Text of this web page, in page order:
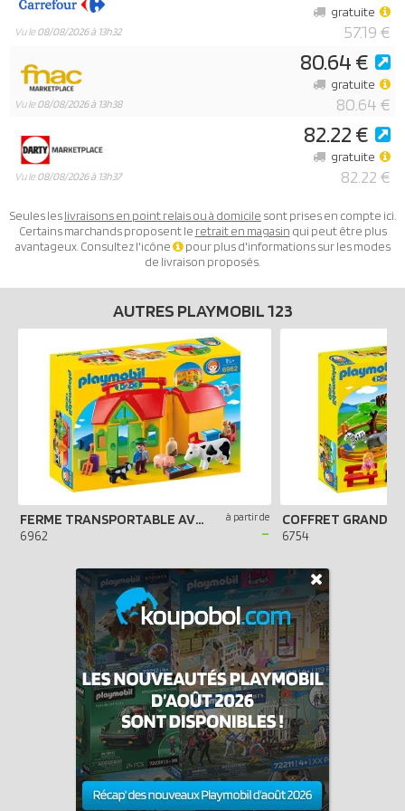
Vu le08/08/2026 à 13h32 57.19 €
gratuite
Vu le08/08/2026 à 13h38
80.64 €
80.64 €
gratuite
Vu le08/08/2026 à 13h37
82.22 €
82.22 €
gratuite
Seules leslivraisons en point relais ou à domicile sont prises en compte ici.
Certains marchands proposent le retrait en magasin qui peut être plus
avantageux. Consultez l'icône
pour plus d'informations sur les modes
de livraison proposés.
AUTRES PLAYMOBIL 123
FERME TRANSPORTABLE AVEC ANIMAUX
6962
à partir de
-
COFFRET GRAND
6754